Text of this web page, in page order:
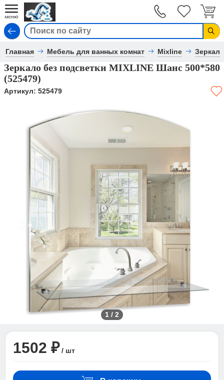
Главная Мебель для ванных комнат Mixline Зеркала
Зеркало без подсветки MIXLINE Шанс 500*580
(525479)
Артикул: 525479
1 / 2
1502 ₽ / шт